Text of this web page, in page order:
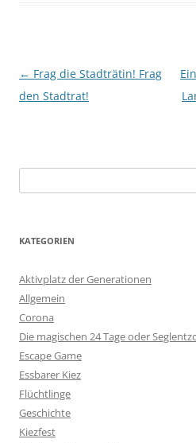
Beitragsnavigation
← Frag die Stadträtin! Frag
den Stadtrat!
nach:
KATEGORIEN
Aktivplatz der Generationen
Allgemein
Corona
Die magischen 24 Tage oder
Escape Game
Essbarer Kiez
Flüchtlinge
Geschichte
Kiezfest